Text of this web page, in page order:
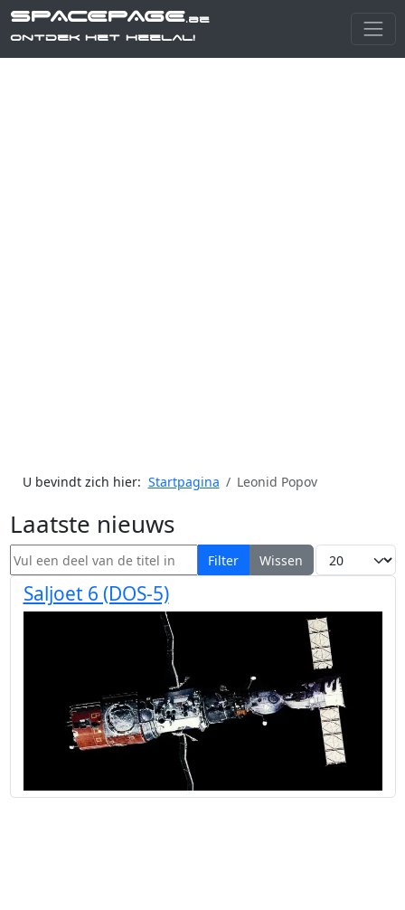
SPACEPAGE.be
Ontdek het heelal!
U bevindt zich hier: Startpagina Leonid Popov
Laatste nieuws
Vul een deel van de titel in Filter Wissen Toon #
Saljoet 6 (DOS-5)